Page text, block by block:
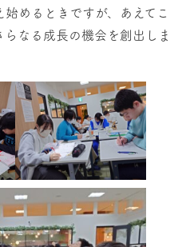
めるときですが、あえてこ
なる成長の機会を創出しま